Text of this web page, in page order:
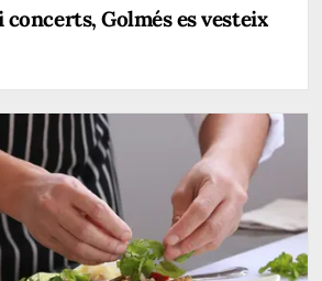
Golmés es vesteix